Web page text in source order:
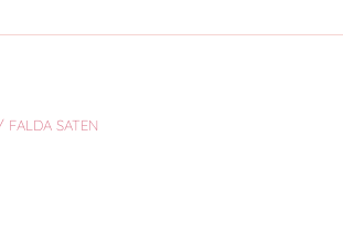
FALDA SATEN